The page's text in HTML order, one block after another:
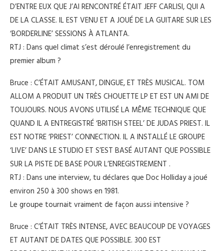
D’ENTRE EUX QUE J’AI RENCONTRÉ ÉTAIT JEFF CARLISI, QUI A
DE LA CLASSE. IL EST VENU ET A JOUÉ DE LA GUITARE SUR LES
‘BORDERLINE’ SESSIONS À ATLANTA.
RTJ : Dans quel climat s’est déroulé l’enregistrement du
premier album ?
Bruce : C’ÉTAIT AMUSANT, DINGUE, ET TRÈS MUSICAL. TOM
ALLOM A PRODUIT UN TRÈS CHOUETTE LP ET EST UN AMI DE
TOUJOURS. NOUS AVONS UTILISÉ LA MÊME TECHNIQUE QUE
QUAND IL A ENTREGISTRÉ ‘BRITISH STEEL’ DE JUDAS PRIEST. IL
EST NOTRE ‘PRIEST’ CONNECTION. IL A INSTALLÉ LE GROUPE
‘LIVE’ DANS LE STUDIO ET S’EST BASÉ AUTANT QUE POSSIBLE
SUR LA PISTE DE BASE POUR L’ENREGISTREMENT .
RTJ : Dans une interview, tu déclares que Doc Holliday a joué
environ 250 à 300 shows en 1981.
Le groupe tournait vraiment de façon aussi intensive ?
Bruce : C’ÉTAIT TRÈS INTENSE, AVEC BEAUCOUP DE VOYAGES
ET AUTANT DE DATES QUE POSSIBLE. 300 EST